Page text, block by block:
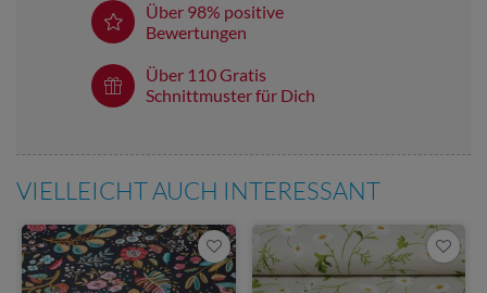
Über 98% positive
Bewertungen
Über 110 Gratis
Schnittmuster für Dich
VIELLEICHT AUCH INTERESSANT